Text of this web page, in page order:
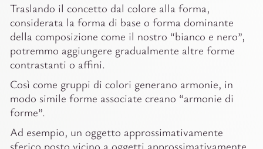
Traslando il concetto dal colore alla forma,
considerata la forma di base o forma dominante
della composizione come il nostro “bianco e nero”,
potremmo aggiungere gradualmente altre forme
contrastanti o affini.
Così come gruppi di colori generano armonie, in
modo simile forme associate creano “armonie di
forme”.
Ad esempio, un oggetto approssimativamente
sferico posto vicino a oggetti approssimativamente